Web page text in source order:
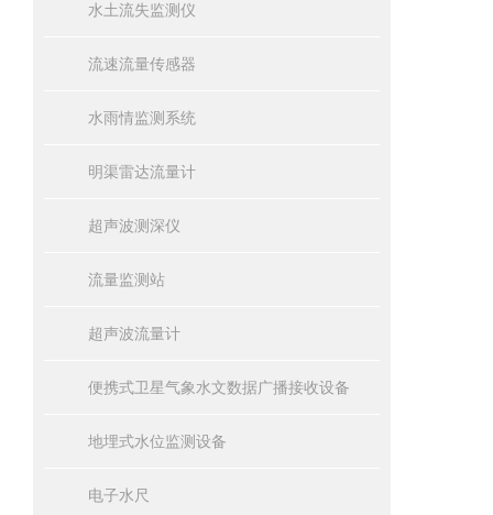
水土流失监测仪
流速流量传感器
水雨情监测系统
明渠雷达流量计
超声波测深仪
流量监测站
超声波流量计
便携式卫星气象水文数据广播接收设备
地埋式水位监测设备
电子水尺